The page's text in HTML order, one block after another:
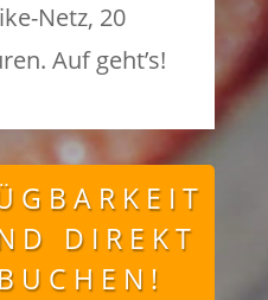
Netz, 20
Auf geht’s!
DIREKT